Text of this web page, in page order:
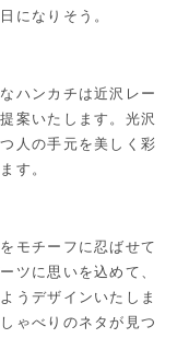
になりそう。
ハンカチは近沢レー
案いたします。光沢
人の手元を美しく彩
す。
モチーフに忍ばせて
ツに思いを込めて、
うデザインいたしま
ゃべりのネタが見つ